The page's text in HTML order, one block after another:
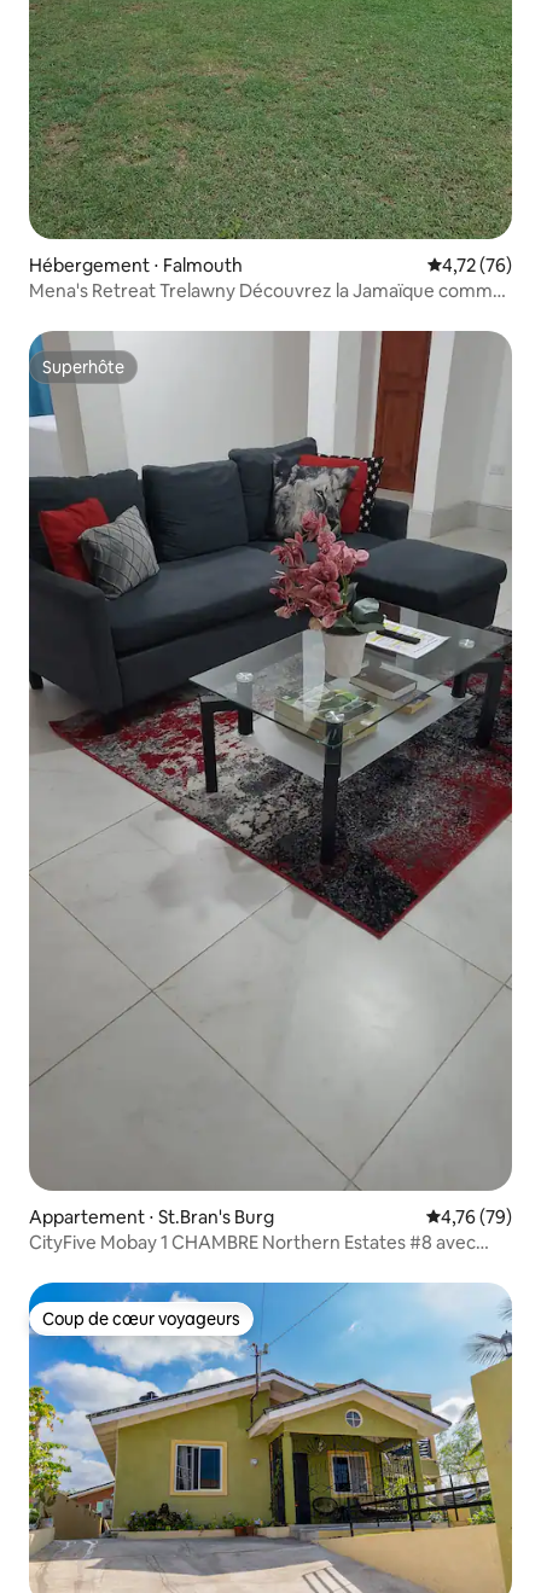
Hébergement ⋅ Falmouth Évaluation
4,72 (76)
Mena's Retreat Trelawny Découvrez la Jamaïque comme
Superhôte
Superhôte
Appartement ⋅ St.Bran's Burg Évaluation
4,76 (79)
CityFive Mobay 1 CHAMBRE Northern Estates #8 avec
Coup de cœur voyageurs
Coup de cœur voyageurs